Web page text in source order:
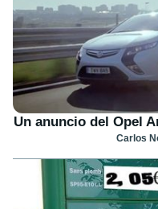
Un anuncio del Opel
Carlos